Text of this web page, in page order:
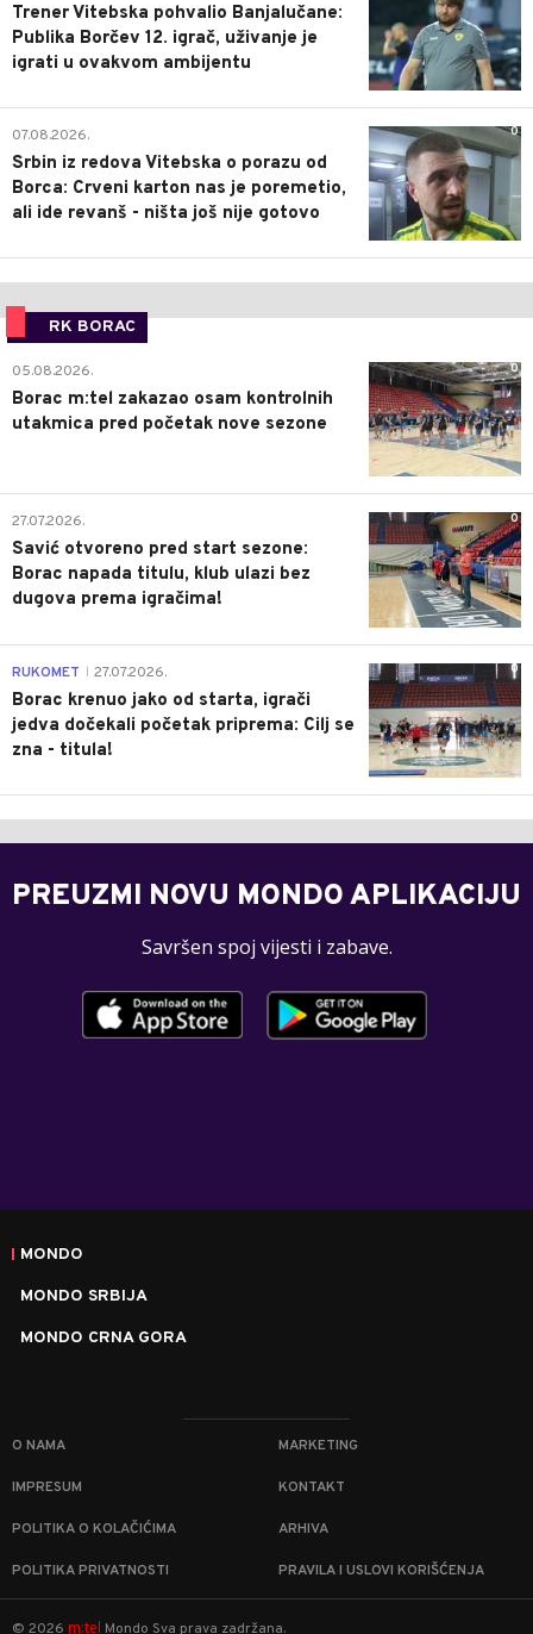
Trener Vitebska pohvalio Banjalučane:
Publika Borčev 12. igrač, uživanje je
igrati u ovakvom ambijentu
0
07.08.2026.
Srbin iz redova Vitebska o porazu od
Borca: Crveni karton nas je poremetio,
ali ide revanš - ništa još nije gotovo
RK BORAC
0
05.08.2026.
Borac m:tel zakazao osam kontrolnih
utakmica pred početak nove sezone
0
27.07.2026.
Savić otvoreno pred start sezone:
Borac napada titulu, klub ulazi bez
dugova prema igračima!
0
RUKOMET 27.07.2026.
Borac krenuo jako od starta, igrači
jedva dočekali početak priprema: Cilj se
zna - titula!
PREUZMI NOVU MONDO APLIKACIJU
Savršen spoj vijesti i zabave.
MONDO
MONDO SRBIJA
MONDO CRNA GORA
O NAMA MARKETING
IMPRESUM KONTAKT
POLITIKA O KOLAČIĆIMA ARHIVA
POLITIKA PRIVATNOSTI PRAVILA I USLOVI KORIŠĆENJA
© 2026 m:tel Mondo Sva prava zadržana.